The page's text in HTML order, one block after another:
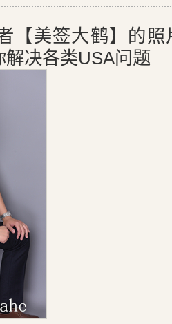
【美签大鹤】的
解决各类USA问题